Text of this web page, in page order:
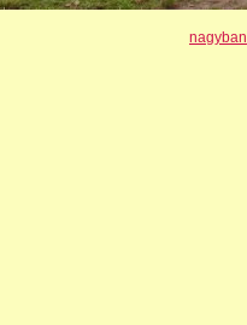
nagyban